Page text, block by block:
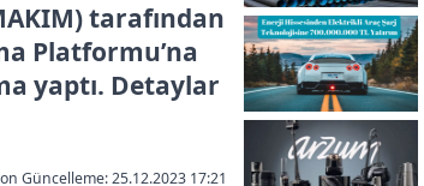
tarafından
Platformu’na
yaptı. Detaylar
Güncelleme:25.12.2023 17:21